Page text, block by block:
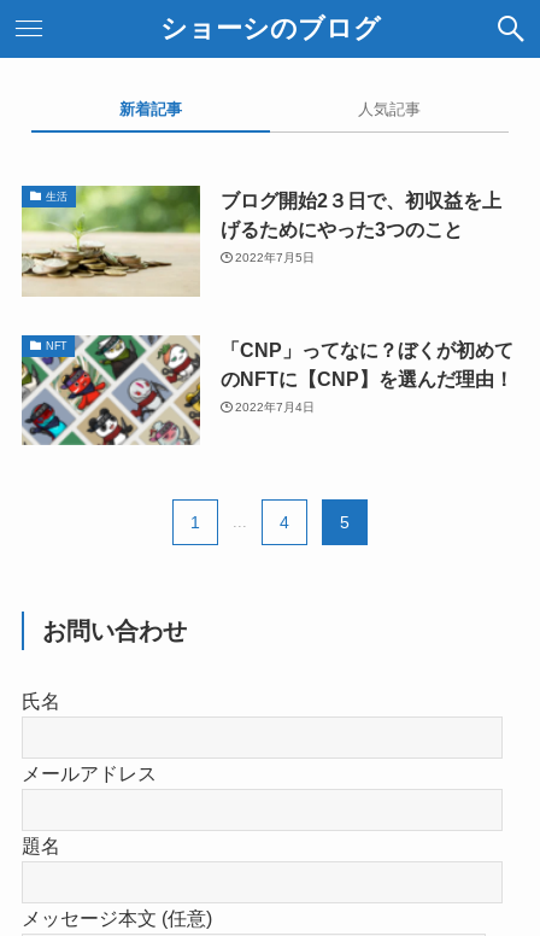
ショーシのブログ
新着記事 人気記事
生活
ブログ開始2３日で、初収益を上
げるためにやった3つのこと
2022年7月5日
NFT
「CNP」ってなに？ぼくが初めて
のNFTに【CNP】を選んだ理由！
2022年7月4日
1 ... 4 5
お問い合わせ
氏名
メールアドレス
題名
メッセージ本文 (任意)